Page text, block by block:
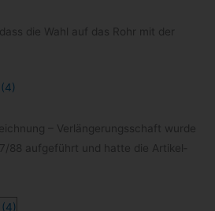
die Wahl auf das Rohr mit der
– Ver­län­ge­rungs­schaft wurde
​88 auf­ge­führt und hatte die Arti­kel­